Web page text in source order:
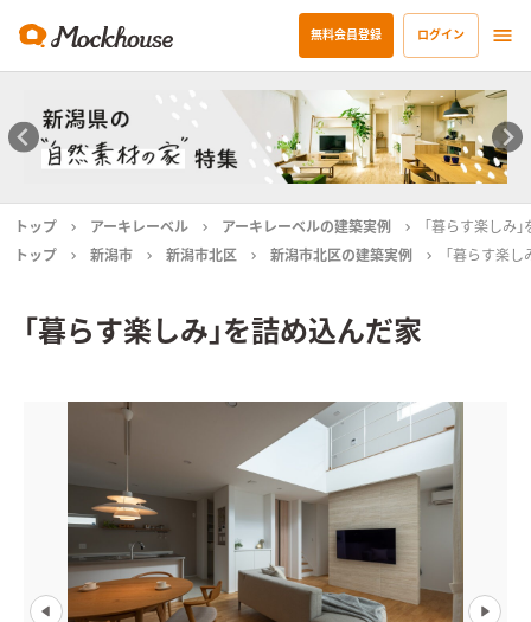
無料会員登録 ログイン
トップ アーキレーベル アーキレーベルの建築実例
｢暮らす楽しみ｣
トップ
新潟市 新潟市北区 新潟市北区の建築実例 ｢暮らす楽し
｢暮らす楽しみ｣を詰め込んだ家